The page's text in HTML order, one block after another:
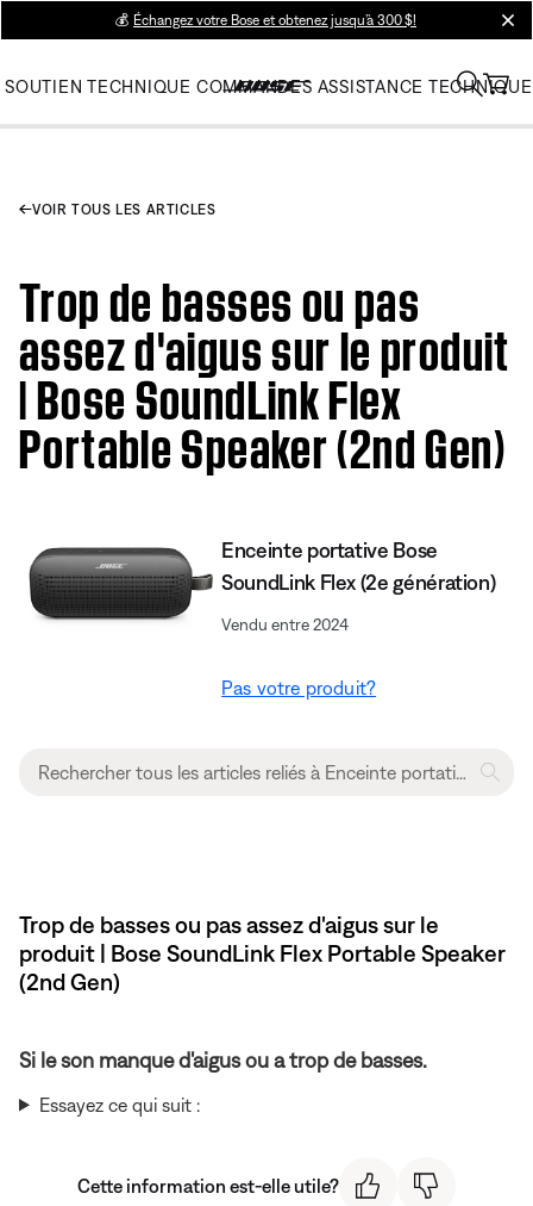
💰 Échangez votre Bose et obtenez jusqu’à 300 $!
SOUTIEN TECHNIQUE COMMANDES ASSISTANCE TECHNIQUE
VOIR TOUS LES ARTICLES
Trop de basses ou pas
assez d'aigus sur le produit
| Bose SoundLink Flex
Portable Speaker (2nd Gen)
Enceinte portative Bose
SoundLink Flex (2e génération)
Vendu entre 2024
Pas votre produit?
Trop de basses ou pas assez d'aigus sur le
produit | Bose SoundLink Flex Portable Speaker
(2nd Gen)
Si le son manque d'aigus ou a trop de basses.
Essayez ce qui suit :
Cette information est-elle utile?